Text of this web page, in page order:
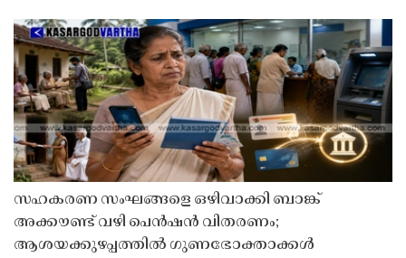
സഹകരണ സംഘങ്ങളെ ഒഴിവാക്കി ബാങ്ക്
അക്കൗണ്ട് വഴി പെൻഷൻ വിതരണം;
ആശയക്കുഴപ്പത്തിൽ ഗുണഭോക്താക്കൾ